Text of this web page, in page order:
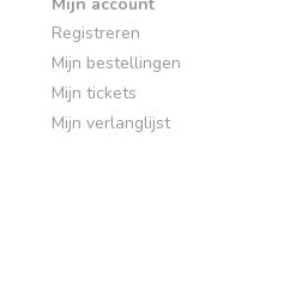
Mijn account
Registreren
Mijn bestellingen
Mijn tickets
Mijn verlanglijst